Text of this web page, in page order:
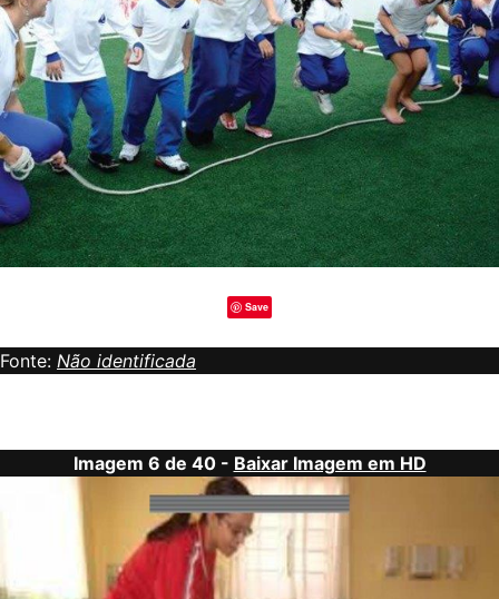
Save
Fonte: Não identificada
Imagem 6 de 40 - Baixar Imagem em HD